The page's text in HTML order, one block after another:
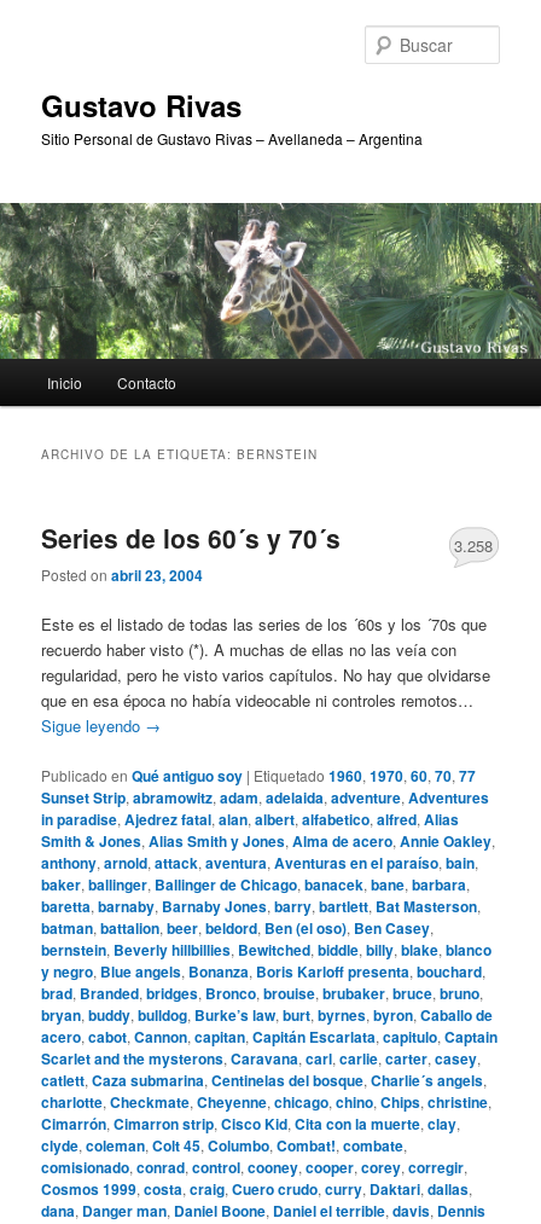
Gustavo Rivas
Sitio Personal de Gustavo Rivas – Avellaneda – Argentina
principal
Inicio Contacto
ARCHIVO DE LA ETIQUETA:BERNSTEIN
Series de los 60´s y 70´s
Posted onabril 23, 2004
3.258
Este es el listado de todas las series de los ´60s y los ´70s que
recuerdo haber visto (*). A muchas de ellas no las veía con
regularidad, pero he visto varios capítulos. No hay que olvidarse
que en esa época no había videocable ni controles remotos…
Sigue leyendo →
Publicado en Qué antiguo soy | Etiquetado 1960,1970,60,70,77
Sunset Strip,abramowitz,adam,adelaida,adventure,Adventures
in paradise,Ajedrez fatal,alan,albert,alfabetico,alfred,Alias
Smith & Jones,Alias Smith y Jones,Alma de acero,Annie Oakley,
anthony,arnold,attack,aventura,Aventuras en el paraíso,bain,
baker,ballinger, Ballinger de Chicago,banacek,bane,barbara,
baretta,barnaby, Barnaby Jones,barry,bartlett, Bat Masterson,
batman,battalion,beer,beldord, Ben (el oso), Ben Casey,
bernstein, Beverly hillbillies, Bewitched,biddle,billy,blake,blanco
y negro, Blue angels, Bonanza, Boris Karloff presenta,bouchard,
brad, Branded,bridges, Bronco,brouise,brubaker,bruce,bruno,
bryan,buddy,bulldog, Burke’s law,burt,byrnes,byron,Caballo de
acero,cabot,Cannon,capitan,Capitán Escarlata,capitulo,Captain
Scarlet and the mysterons,Caravana,carl,carlie,carter,casey,
catlett,Caza submarina,Centinelas del bosque,Charlie´s angels,
charlotte,Checkmate,Cheyenne,chicago,chino,Chips,christine,
Cimarrón,Cimarron strip,Cisco Kid,Cita con la muerte,clay,
clyde,coleman,Colt 45,Columbo,Combat!,combate,
comisionado,conrad,control,cooney,cooper,corey,corregir,
Cosmos 1999,costa,craig,Cuero crudo,curry, Daktari,dallas,
dana, Danger man, Daniel Boone, Daniel el terrible,davis, Dennis